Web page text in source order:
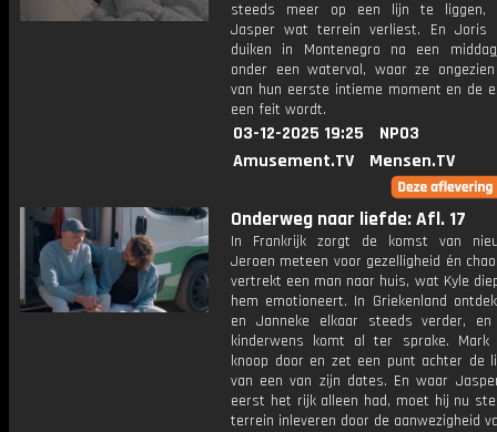
steeds meer op een lijn te liggen,
Jasper wat terrein verliest. En Joris
duiken in Montenegro na een
onder een waterval, waar ze
van hun eerste intieme moment en de
een feit wordt.
03-12-2025 19:25
NPO3
Amusement.TV
Mensen.TV
Onderweg naar liefde: Afl. 17
In Frankrijk zorgt de komst van
Jeroen meteen voor gezelligheid én
vertrekt een man naar huis, wat Kyle
hem emotioneert. In Griekenland
en Janneke elkaar steeds verder,
kinderwens komt al ter sprake. Mark
knoop door en zet een punt achter de
van een van zijn dates. En waar
eerst het rijk alleen had, moet hij nu
terrein inleveren door de aanwezigheid